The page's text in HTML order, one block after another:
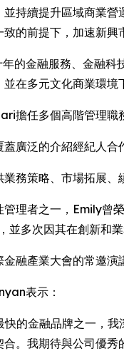
持續提升區域商業
的前提下，加速新興
的金融服務、金融科
在多元文化商業環境
擔任多個高階管理職
廣泛的介紹經紀人
務策略、市場拓展
管理者之一，Emily
多次因其在創新和業
融產業大會的常邀
表示：
的金融品牌之一，
。我期待與公司優